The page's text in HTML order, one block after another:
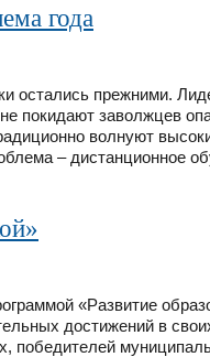
года
остались прежними.
покидают заволжцев
волнуют
– дистанционное
«Развитие
достижений в
победителей